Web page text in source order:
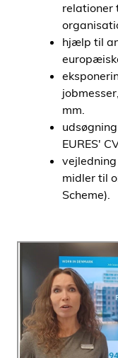
relationer
hjælp til
mm.
EURES'
midler til
Scheme).